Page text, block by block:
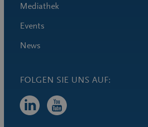
Mediathek
Events
News